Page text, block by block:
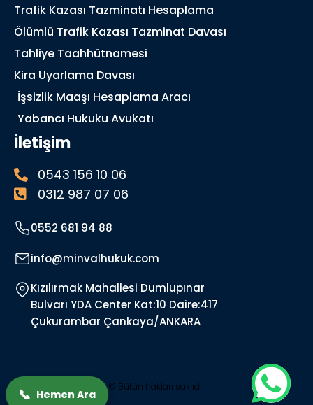
Trafik Kazası Tazminatı Hesaplama
Ölümlü Trafik Kazası Tazminat Davası
Tahliye Taahhütnamesi
Kira Uyarlama Davası
İşsizlik Maaşı Hesaplama Aracı
Yabancı Hukuku Avukatı
İletişim
0543 156 10 06
0312 987 07 06
0552 681 94 88
info@minvalhukuk.com
Kızılırmak Mahallesi Dumlupınar
Bulvarı YDA Center Kat:10 Daire:417
Çukurambar Çankaya/ANKARA
© Bütün hakları saklıdır
📞 Hemen Ara